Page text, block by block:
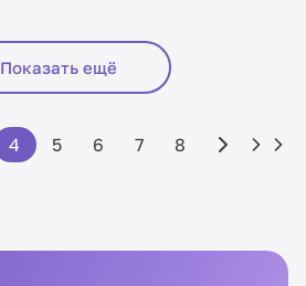
Показать ещё
4 5 6 7 8